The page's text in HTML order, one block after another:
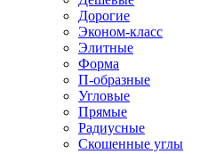
Дорогие
Эконом-класс
Элитные
Форма
П-образные
Угловые
Прямые
Радиусные
Скошенные углы